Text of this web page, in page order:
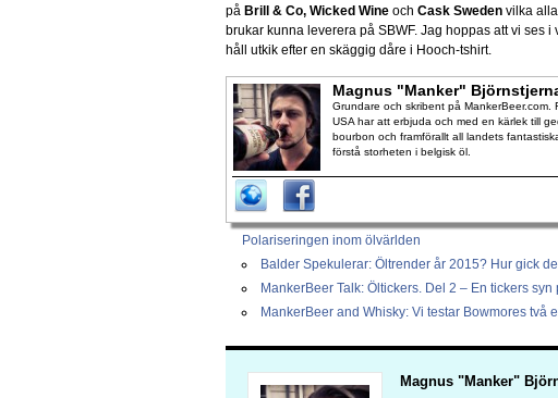
på Brill & Co, Wicked Wine och Cask Sweden vilka alla
brukar kunna leverera på SBWF. Jag hoppas att vi ses i
håll utkik efter en skäggig dåre i Hooch-tshirt.
Magnus "Manker"
Grundare och skribent på MankerBeer.com.
USA har att erbjuda och med en kärlek till
bourbon och framförallt all landets
förstå storheten i belgisk öl.
Polariseringen inom ölvärlden
Balder Spekulerar: Öltrender år 2015? Hur gick
MankerBeer Talk: Öltickers. Del 2 – En tickers syn
MankerBeer and Whisky: Vi testar Bowmores två
Magnus "Manker"